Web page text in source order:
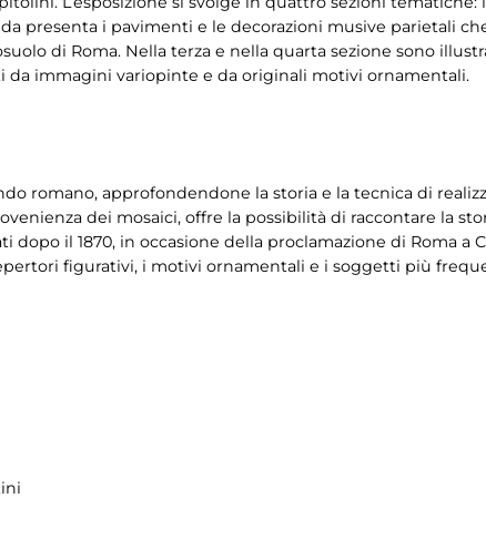
presenta i pavimenti e le decorazioni musive parietali
di Roma. Nella terza e nella quarta sezione sono
da immagini variopinte e da originali motivi ornamentali.
romano, approfondendone la storia e la tecnica di
dei mosaici, offre la possibilità di raccontare la
il 1870, in occasione della proclamazione di Roma a
figurativi, i motivi ornamentali e i soggetti più